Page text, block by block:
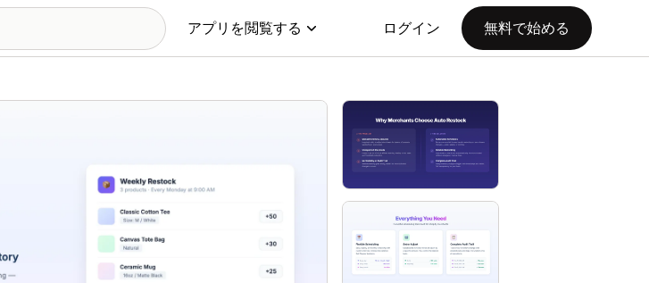
アプリを閲覧する ログイン 無料で始める